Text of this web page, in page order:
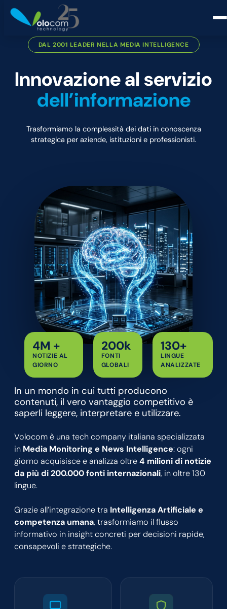
DAL 2001 LEADER NELLA MEDIA INTELLIGENCE
Innovazione al servizio
dell’informazione
Trasformiamo la complessità dei dati in conoscenza
strategica per aziende, istituzioni e professionisti.
4M +
NOTIZIE AL
GIORNO
200k
FONTI
GLOBALI
130+
LINGUE
ANALIZZATE
In un mondo in cui tutti producono
contenuti, il vero vantaggio competitivo è
saperli leggere, interpretare e utilizzare.
Volocom è una tech company italiana specializzata
in Media Monitoring e News Intelligence: ogni
giorno acquisisce e analizza oltre4 milioni di notizie
da più di 200.000 fonti internazionali, in oltre 130
lingue.
Grazie all’integrazione tra Intelligenza Artificiale e
competenza umana, trasformiamo il flusso
informativo in insight concreti per decisioni rapide,
consapevoli e strategiche.